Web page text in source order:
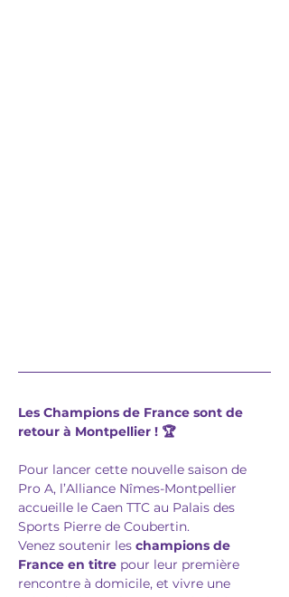
Les Champions de France sont de
retour à Montpellier ! 🏆
Pour lancer cette nouvelle saison de
Pro A, l’Alliance Nîmes-Montpellier
accueille le Caen TTC au Palais des
Sports Pierre de Coubertin.
Venez soutenir les champions de
France en titre pour leur première
rencontre à domicile, et vivre une